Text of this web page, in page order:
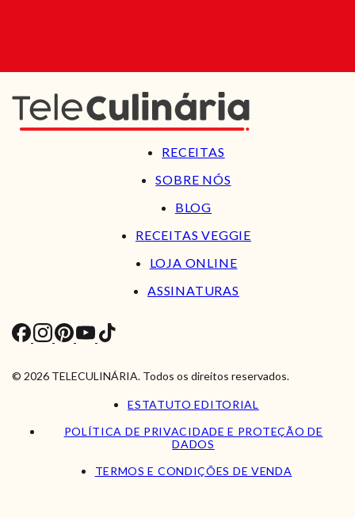
RECEITAS
SOBRE NÓS
BLOG
RECEITAS VEGGIE
LOJA ONLINE
ASSINATURAS
© 2026 TELECULINÁRIA. Todos os direitos reservados.
ESTATUTO EDITORIAL
POLÍTICA DE PRIVACIDADE E PROTEÇÃO DE
DADOS
TERMOS E CONDIÇÕES DE VENDA